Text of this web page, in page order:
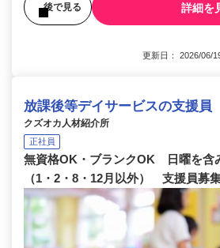
後で見る 詳細を
更新日： 2026/06/
放課後等デイサービスの支援員
クズオカ人材紹介所
正社員
無資格OK・ブランクOK 日曜を含
（1・2・8・12月以外） 支援員募